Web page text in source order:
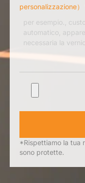
personalizzazione）
*Rispettiamo la tua
sono protette.